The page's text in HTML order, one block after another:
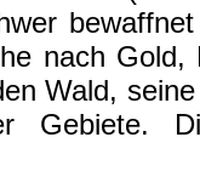
nach Gold,
Wald,
Gebiete.